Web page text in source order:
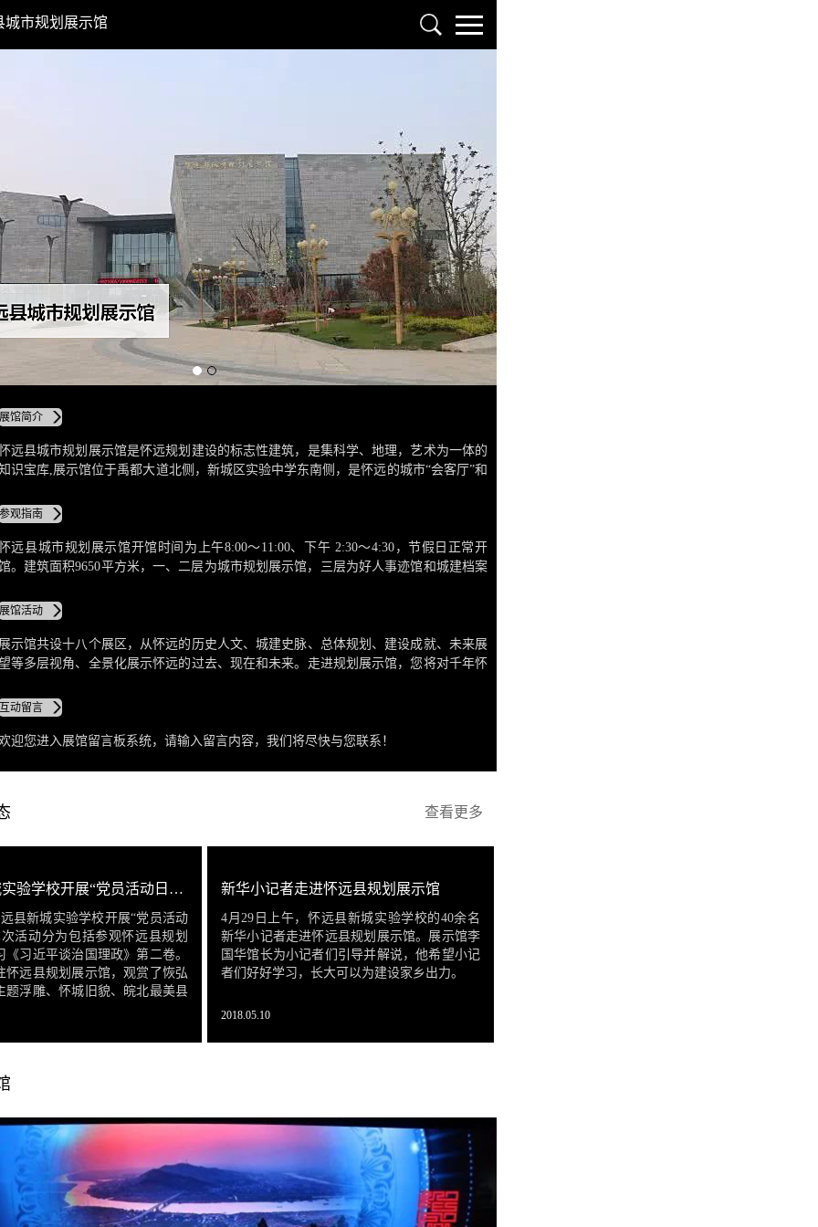
城市规划展示馆
馆简介
远县城市规划展示馆是怀远规划建设的标志性建筑，是集科学、地理，艺术为一体的
识宝库,展示馆位于禹都大道北侧，新城区实验中学东南侧，是怀远的城市“会客厅”和
观指南
远县城市规划展示馆开馆时间为上午8:00～11:00、下午 2:30～4:30，节假日正常开
。建筑面积9650平方米，一、二层为城市规划展示馆，三层为好人事迹馆和城建档案
馆活动
示馆共设十八个展区，从怀远的历史人文、城建史脉、总体规划、建设成就、未来展
等多层视角、全景化展示怀远的过去、现在和未来。走进规划展示馆，您将对千年怀
建设的无限遐想........
动留言
迎您进入展馆留言板系统，请输入留言内容，我们将尽快与您联系！
查看更多
怀远县新城实验学校开展“党员活动日”活动
县新城实验学校开展“党员活动
活动分为包括参观怀远县规划
《习近平谈治国理政》第二卷。
怀远县规划展示馆，观赏了恢弘
题浮雕、怀城旧貌、皖北最美县
新华小记者走进怀远县规划展示馆
4月29日上午，怀远县新城实验学校的40余名
新华小记者走进怀远县规划展示馆。展示馆李
国华馆长为小记者们引导并解说，他希望小记
者们好好学习，长大可以为建设家乡出力。
2018.05.10